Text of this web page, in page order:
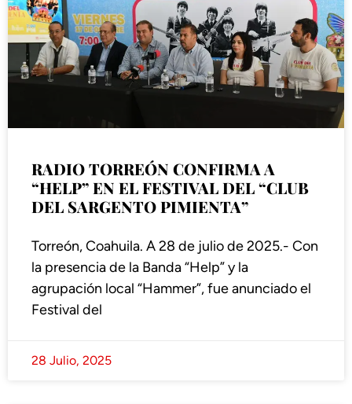
RADIO TORREÓN CONFIRMA A
“HELP” EN EL FESTIVAL DEL “CLUB
DEL SARGENTO PIMIENTA”
Torreón, Coahuila. A 28 de julio de 2025.- Con
la presencia de la Banda “Help” y la
agrupación local “Hammer”, fue anunciado el
Festival del
28 Julio, 2025